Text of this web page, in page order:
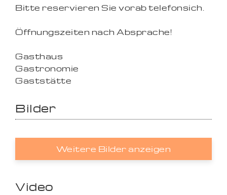
Bitte reservieren Sie vorab telefonsich.
Öffnungszeiten nach Absprache!
Gasthaus
Gastronomie
Gaststätte
Bilder
Weitere Bilder anzeigen
Video